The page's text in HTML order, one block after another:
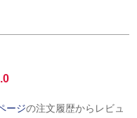
ージの注文履歴からレビュ